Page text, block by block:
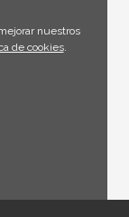
nuestros
de cookies.